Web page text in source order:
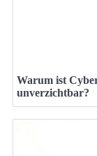
Warum ist
unverzichtbar?